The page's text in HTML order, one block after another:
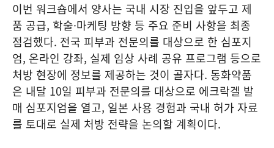
이번 워크숍에서 양사는 국내 시장 진입을 앞두고 제
품 공급, 학술·마케팅 방향 등 주요 준비 사항을 최종
점검했다. 전국 피부과 전문의를 대상으로 한 심포지
엄, 온라인 강좌, 실제 임상 사례 공유 프로그램 등으로
처방 현장에 정보를 제공하는 것이 골자다. 동화약품
은 내달 10일 피부과 전문의를 대상으로 에크락겔 발
매 심포지엄을 열고, 일본 사용 경험과 국내 허가 자료
를 토대로 실제 처방 전략을 논의할 계획이다.